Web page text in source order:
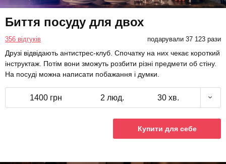
Биття посуду для двох
356 відгуків подарували 37 123 рази
Друзі відвідають антистрес-клуб. Спочатку на них чекає короткий
інструктаж. Потім вони зможуть розбити різні предмети об стіну.
На посуді можна написати побажання і думки.
1400 грн 2 люд. 30 хв.
Купити для себе